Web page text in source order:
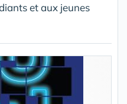
et aux jeunes